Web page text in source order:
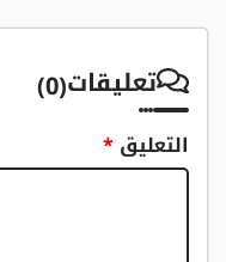
تعليقات(0)
التعليق*